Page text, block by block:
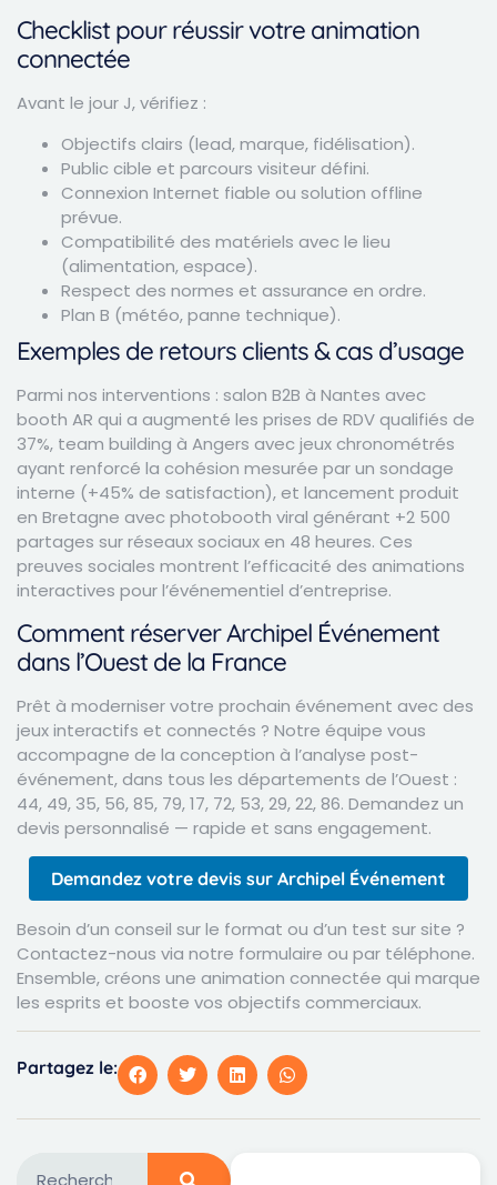
Checklist pour réussir votre animation
connectée
Avant le jour J, vérifiez :
Objectifs clairs (lead, marque, fidélisation).
Public cible et parcours visiteur défini.
Connexion Internet fiable ou solution offline
prévue.
Compatibilité des matériels avec le lieu
(alimentation, espace).
Respect des normes et assurance en ordre.
Plan B (météo, panne technique).
Exemples de retours clients & cas d’usage
Parmi nos interventions : salon B2B à Nantes avec
booth AR qui a augmenté les prises de RDV qualifiés de
37%, team building à Angers avec jeux chronométrés
ayant renforcé la cohésion mesurée par un sondage
interne (+45% de satisfaction), et lancement produit
en Bretagne avec photobooth viral générant +2 500
partages sur réseaux sociaux en 48 heures. Ces
preuves sociales montrent l’efficacité des animations
interactives pour l’événementiel d’entreprise.
Comment réserver Archipel Événement
dans l’Ouest de la France
Prêt à moderniser votre prochain événement avec des
jeux interactifs et connectés ? Notre équipe vous
accompagne de la conception à l’analyse post-
événement, dans tous les départements de l’Ouest :
44, 49, 35, 56, 85, 79, 17, 72, 53, 29, 22, 86. Demandez un
devis personnalisé — rapide et sans engagement.
Demandez votre devis sur Archipel Événement
Besoin d’un conseil sur le format ou d’un test sur site ?
Contactez-nous via notre formulaire ou par téléphone.
Ensemble, créons une animation connectée qui marque
les esprits et booste vos objectifs commerciaux.
Partagez le: